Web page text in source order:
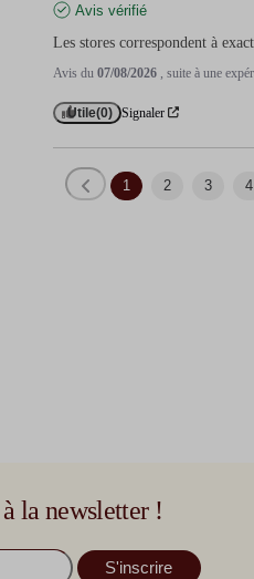
Avis vérifié
Les stores correspondent à
Avis du07/08/2026 , suite à une
Utile(0) Signaler
1 2 3 4
la newsletter !
S'inscrire